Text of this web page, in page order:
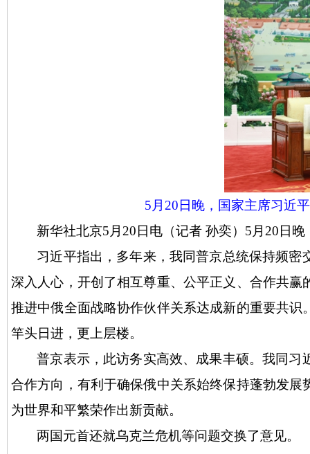
5月20日晚，国家主席习近
新华社北京5月20日电（记者 孙奕）5月20日
习近平指出，多年来，我同普京总统保持频
深入人心，开创了相互尊重、公平正义、合作共
推进中俄全面战略协作伙伴关系达成新的重要共
竿头日进，更上层楼。
普京表示，此访务实高效、成果丰硕。我同
合作方向，有利于确保俄中关系始终保持蓬勃发
为世界和平繁荣作出新贡献。
两国元首还就乌克兰危机等问题交换了意见。